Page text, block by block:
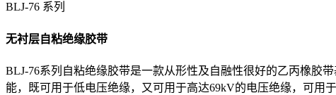
BLJ-76 系列
无衬层自粘绝缘胶带
BLJ-76系列自粘绝缘胶带是一款从形性及自融性很好的乙丙橡胶
能，既可用于低电压绝缘，又可用于高达69kV的电压绝缘，可用